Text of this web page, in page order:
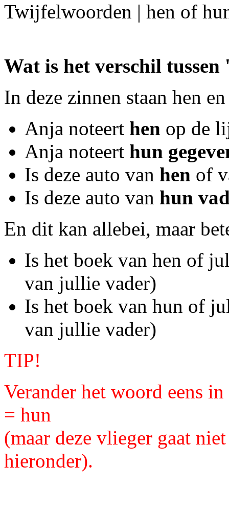
Twijfelwoorden | hen of
Wat is het verschil
In deze zinnen staan hen
Anja noteert hen op de
Anja noteert hun
Is deze auto van hen of
Is deze auto van hun
En dit kan allebei, maar
Is het boek van hen of
van jullie vader)
Is het boek van hun of
van jullie vader)
TIP!
Verander het woord eens
= hun
(maar deze vlieger gaat
hieronder).